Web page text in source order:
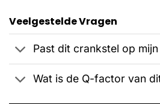
Veelgestelde Vragen
Past dit crankstel op
Wat is de Q-factor van